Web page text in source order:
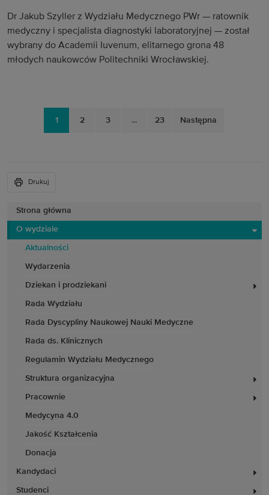
Strona główna
O wydziale
Aktualności
Wydarzenia
Dziekan i prodziekani
Rada Wydziału
Rada Dyscypliny Naukowej Nauki Medyczne
Rada ds. Klinicznych
Regulamin Wydziału Medycznego
Struktura organizacyjna
Pracownie
Medycyna 4.0
Jakość Kształcenia
Donacja
Kandydaci
Studenci
Dr Jakub Szyller z Wydziału Medycznego PWr — ratownik
medyczny i specjalista diagnostyki laboratoryjnej — został
wybrany do Academii Iuvenum, elitarnego grona 48
młodych naukowców Politechniki Wrocławskiej.
1 2 3 ... 23 Następna
Drukuj